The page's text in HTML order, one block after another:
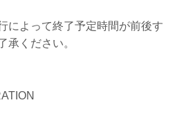
によって終了予定時間が前後す
承ください。